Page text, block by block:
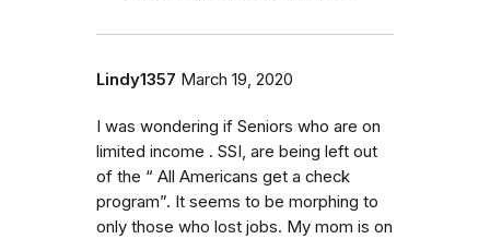
Lindy1357 March 19, 2020
I was wondering if Seniors who are on
limited income . SSI, are being left out
of the “ All Americans get a check
program”. It seems to be morphing to
only those who lost jobs. My mom is on